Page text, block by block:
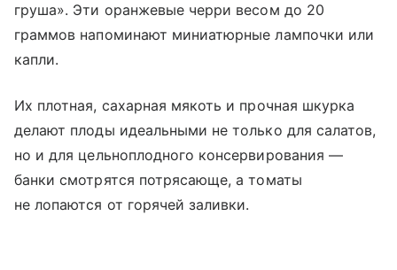
груша». Эти оранжевые черри весом до 20
граммов напоминают миниатюрные лампочки или
капли.
Их плотная, сахарная мякоть и прочная шкурка
делают плоды идеальными не только для салатов,
но и для цельноплодного консервирования —
банки смотрятся потрясающе, а томаты
не лопаются от горячей заливки.